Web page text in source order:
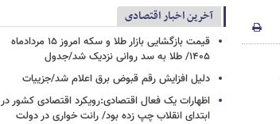
آخرین اخبار اقتصادی
قیمت بازگشایی بازار طلا و سکه امروز ۱۵ مردادماه
۱۴۰۵/ طلا به سد روانی نزدیک شد/جدول
دلیل افزایش رقم قبوض برق اعلام شد/جزییات
اظهارات یک فعال اقتصادی:رویکرد اقتصادی کشور در
ابتدای انقلاب چپ زده بود/ رانت خواری در دولت